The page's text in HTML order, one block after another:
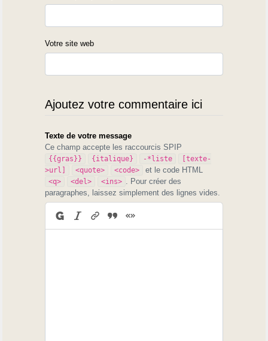
Votre site web
Ajoutez votre commentaire ici
Texte de votre message
Ce champ accepte les raccourcis SPIP
{{gras}} {italique} -*liste
[texte-
>url]
<quote> <code> et le code HTML
<q> <del> <ins>
. Pour créer des
paragraphes, laissez simplement des lignes vides.